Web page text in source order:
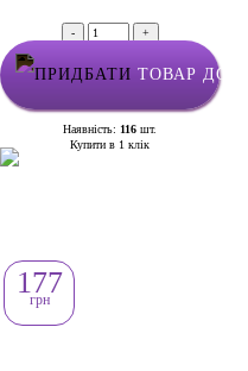
У КОШИК
- +
ТОВАР
Наявність: 116 шт.
Купити в 1 клік
177
грн